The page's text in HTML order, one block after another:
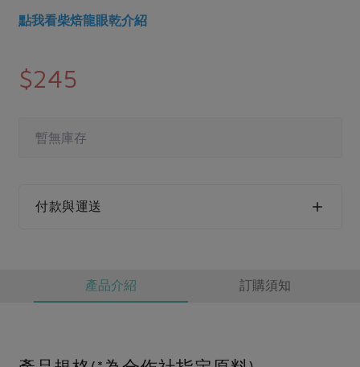
點我看柴焙龍眼乾介紹
$245
暫無庫存
付款與運送
產品介紹 訂購須知